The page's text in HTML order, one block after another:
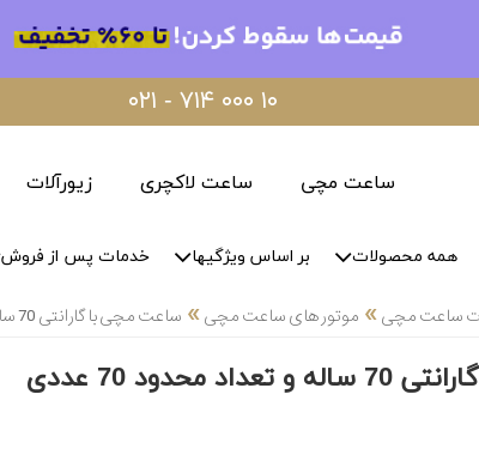
۰۲۱ - ۷۱۴ ۰۰۰ ۱۰
ساعت مچی ساعت لاکچری زیورآلات
همه محصولات بر اساس ویژگیها خدمات پس از فروش
ساعت مچی» موتور های ساعت مچی» ساعت مچی با گارانتی 70 ساله و تعداد محدود 70 عددی
محدود 70 عددی